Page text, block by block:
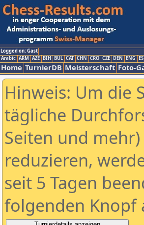
Logged on: Gast
Arabic ARM AZE BIH BUL CAT CHN CRO CZE DEN ENG
Home TurnierDB Meisterschaft Foto-
Hinweis: Um die
tägliche
Seiten und
reduzieren,
seit 5 Tagen
folgenden Knopf